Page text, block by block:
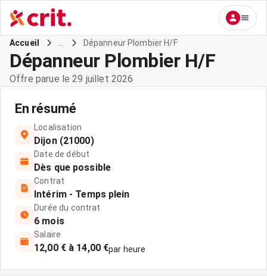
Accueil Dépanneur Plombier H/F
Dépanneur Plombier H/F
Offre parue le 29 juillet 2026
En résumé
Localisation
Dijon (21000)
Date de début
Dès que possible
Contrat
Intérim - Temps plein
Durée du contrat
6 mois
Salaire
12,00 € à 14,00 €par heure